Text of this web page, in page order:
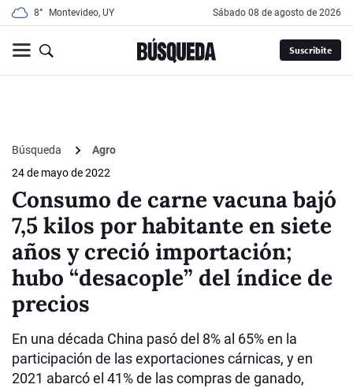
8° Montevideo, UY sábado 08 de agosto de 2026
Suscribite
Búsqueda
Agro
24 de mayo de 2022
Consumo de carne vacuna bajó
7,5 kilos por habitante en siete
años y creció importación;
hubo “desacople” del índice de
precios
En una década China pasó del 8% al 65% en la
participación de las exportaciones cárnicas, y en
2021 abarcó el 41% de las compras de ganado,